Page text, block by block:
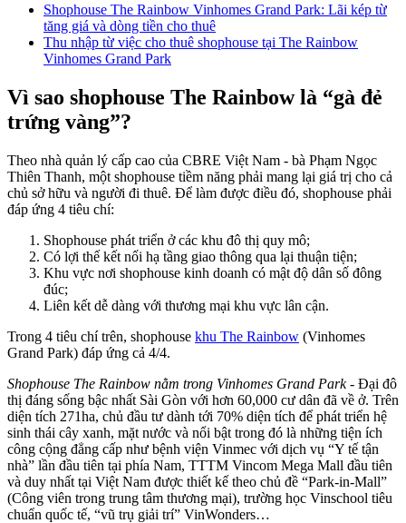
Shophouse The Rainbow Vinhomes Grand Park: Lãi kép từ
tăng giá và dòng tiền cho thuê
Thu nhập từ việc cho thuê shophouse tại The Rainbow
Vinhomes Grand Park
Vì sao shophouse The Rainbow là “gà đẻ
trứng vàng”?
Theo nhà quản lý cấp cao của CBRE Việt Nam - bà Phạm Ngọc
Thiên Thanh, một shophouse tiềm năng phải mang lại giá trị cho cả
chủ sở hữu và người đi thuê. Để làm được điều đó, shophouse phải
đáp ứng 4 tiêu chí:
Shophouse phát triển ở các khu đô thị quy mô;
Có lợi thế kết nối hạ tầng giao thông qua lại thuận tiện;
Khu vực nơi shophouse kinh doanh có mật độ dân số đông
đúc;
Liên kết dễ dàng với thương mại khu vực lân cận.
Trong 4 tiêu chí trên, shophouse khu The Rainbow (Vinhomes
Grand Park) đáp ứng cả 4/4.
Shophouse The Rainbow nằm trong Vinhomes Grand Park- Đại đô
thị đáng sống bậc nhất Sài Gòn với hơn 60,000 cư dân đã về ở. Trên
diện tích 271ha, chủ đầu tư dành tới 70% diện tích để phát triển hệ
sinh thái cây xanh, mặt nước và nổi bật trong đó là những tiện ích
công cộng đẳng cấp như bệnh viện Vinmec với dịch vụ “Y tế tận
nhà” lần đầu tiên tại phía Nam, TTTM Vincom Mega Mall đầu tiên
và duy nhất tại Việt Nam được thiết kế theo chủ đề “Park-in-Mall”
(Công viên trong trung tâm thương mại), trường học Vinschool tiêu
chuẩn quốc tế, “vũ trụ giải trí” VinWonders…